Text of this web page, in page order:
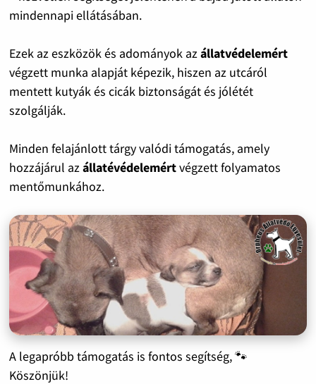
mindennapi ellátásában.
Ezek az eszközök és adományok azállatvédelemért
végzett munka alapját képezik, hiszen az utcáról
mentett kutyák és cicák biztonságát és jólétét
szolgálják.
Minden felajánlott tárgy valódi támogatás, amely
hozzájárul azállatévédelemértvégzett folyamatos
mentőmunkához.
A legapróbb támogatás is fontos segítség, 🐾
Köszönjük!